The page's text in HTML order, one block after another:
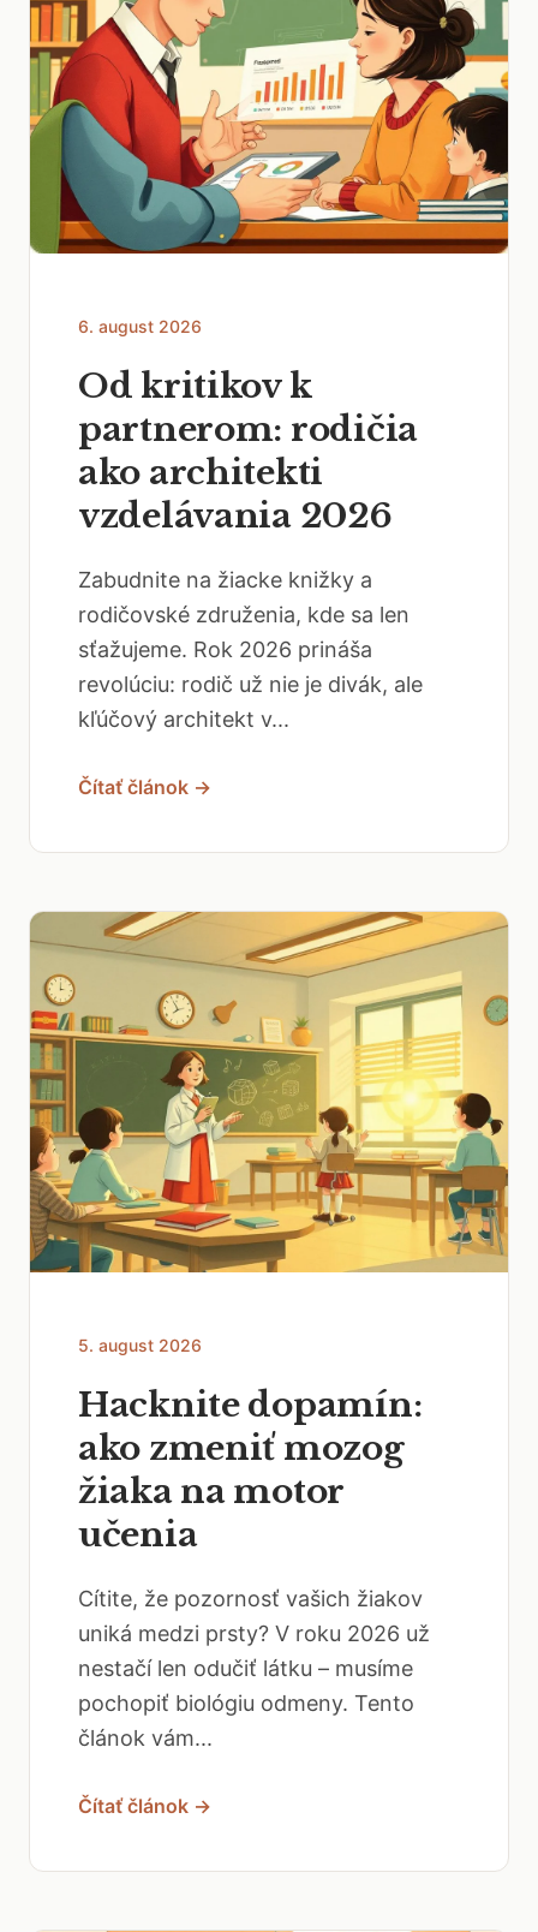
6. august 2026
Od kritikov k
partnerom: rodičia
ako architekti
vzdelávania 2026
Zabudnite na žiacke knižky a
rodičovské združenia, kde sa len
sťažujeme. Rok 2026 prináša
revolúciu: rodič už nie je divák, ale
kľúčový architekt v...
Čítať článok →
5. august 2026
Hacknite dopamín:
ako zmeniť mozog
žiaka na motor
učenia
Cítite, že pozornosť vašich žiakov
uniká medzi prsty? V roku 2026 už
nestačí len odučiť látku – musíme
pochopiť biológiu odmeny. Tento
článok vám...
Čítať článok →